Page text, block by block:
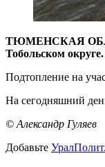
ТЮМЕНСКАЯ
Тобольском
Подтопление на
На сегодняшний
© Александр Гуляев
Добавьте